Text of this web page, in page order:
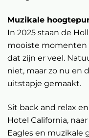
Muzikale
In 2025 staan de
mooiste momenten
dat zijn er veel.
niet, maar zo nu en
uitstapje gemaakt.
Sit back and relax
Hotel California,
Eagles en muzikale